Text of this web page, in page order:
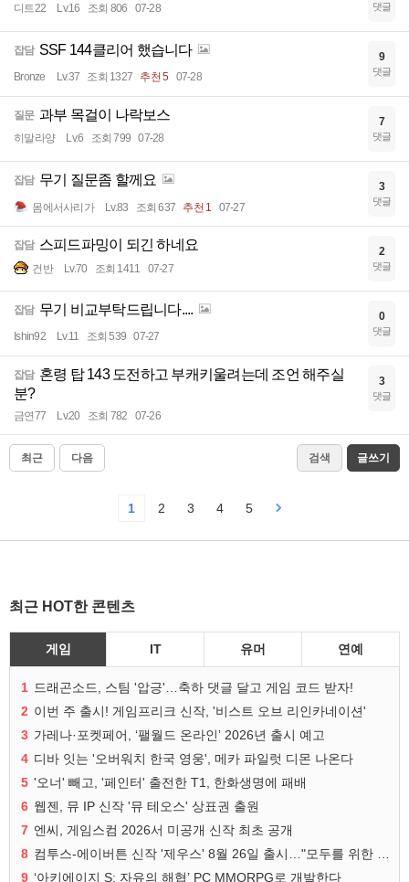
디트22 Lv.16 조회 806 07-28 댓글
잡담 SSF 144클리어 했습니다
Bronze Lv.37 조회 1327 추천 5 07-28
9
댓글
질문 과부 목걸이 나락보스
히말라양 Lv.6 조회 799 07-28
7
댓글
잡담 무기 질문좀 할께요
몸에서사리가 Lv.83 조회 637 추천 1 07-27
3
댓글
잡담 스피드파밍이 되긴 하네요
건반 Lv.70 조회 1411 07-27
2
댓글
잡담 무기 비교부탁드립니다....
Ishin92 Lv.11 조회 539 07-27
0
댓글
잡담 혼령 탑 143 도전하고 부캐키울려는데 조언 해주실
분?
금연77 Lv.20 조회 782 07-26
3
댓글
최근 다음 검색 글쓰기
1 2 3 4 5
최근 HOT한 콘텐츠
게임 IT 유머 연예
1 드래곤소드, 스팀 '압긍'…축하 댓글 달고 게임 코드 받자!
2 이번 주 출시! 게임프리크 신작, '비스트 오브 리인카네이션'
3 가레나·포켓페어, ‘팰월드 온라인’ 2026년 출시 예고
4 디바 잇는 '오버워치 한국 영웅', 메카 파일럿 디몬 나온다
5 '오너' 빼고, '페인터' 출전한 T1, 한화생명에 패배
6 웹젠, 뮤 IP 신작 '뮤 테오스' 상표권 출원
7 엔씨, 게임스컴 2026서 미공개 신작 최초 공개
8
9 ‘아키에이지 S: 자유의 해협’ PC MMORPG로 개발한다